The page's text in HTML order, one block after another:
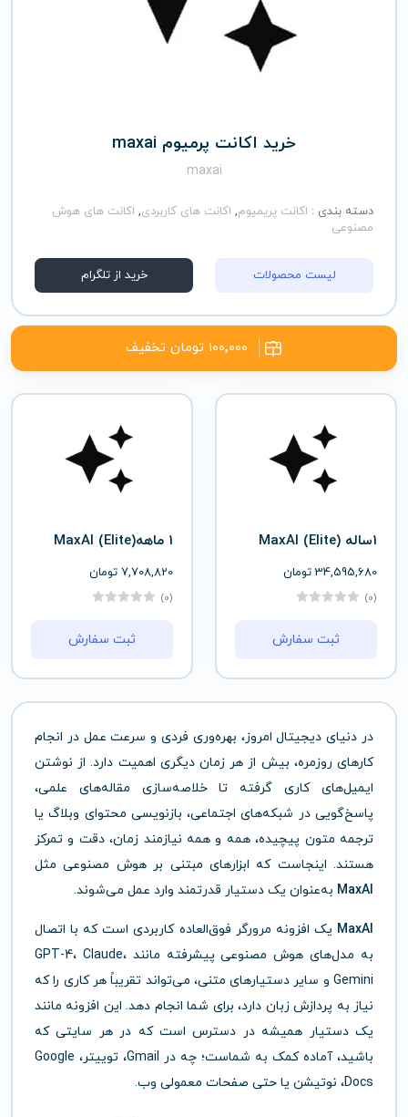
خرید اکانت پرمیوم maxai
maxai
دسته بندی : اکانت پریمیوم, اکانت های کاربردی, اکانت های هوش
مصنوعی
لیست محصولات خرید از تلگرام
۱۰۰٬۰۰۰ تومان تخفیف
1ساله (Elite) MaxAI
34,595,680 تومان
(0)
ثبت سفارش
1 ماهه(Elite) MaxAI
7,708,820 تومان
(0)
ثبت سفارش
در دنیای دیجیتال امروز، بهره‌وری فردی و سرعت عمل در انجام
کارهای روزمره، بیش از هر زمان دیگری اهمیت دارد. از نوشتن
ایمیل‌های کاری گرفته تا خلاصه‌سازی مقاله‌های علمی،
پاسخ‌گویی در شبکه‌های اجتماعی، بازنویسی محتوای وبلاگ یا
ترجمه متون پیچیده، همه و همه نیازمند زمان، دقت و تمرکز
هستند. اینجاست که ابزارهای مبتنی بر هوش مصنوعی مثل
MaxAI به‌عنوان یک دستیار قدرتمند وارد عمل می‌شوند.
MaxAI یک افزونه مرورگر فوق‌العاده کاربردی است که با اتصال
به مدل‌های هوش مصنوعی پیشرفته مانند GPT-4، Claude،
Gemini و سایر دستیارهای متنی، می‌تواند تقریباً هر کاری را که
نیاز به پردازش زبان دارد، برای شما انجام دهد. این افزونه مانند
یک دستیار همیشه در دسترس است که در هر سایتی که
باشید، آماده کمک به شماست؛ چه در Gmail، توییتر، Google
Docs، نوتیشن یا حتی صفحات معمولی وب.